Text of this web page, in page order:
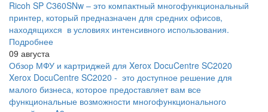
Ricoh SP C360SNw – это компактный многофункциональный
принтер, который предназначен для средних офисов,
находящихся в условиях интенсивного использования.
Подробнее
09 августа
Обзор МФУ и картриджей для Xerox DocuCentre SC2020
Xerox DocuCentre SC2020 - это доступное решение для
малого бизнеса, которое предоставляет вам все
функциональные возможности многофункционального